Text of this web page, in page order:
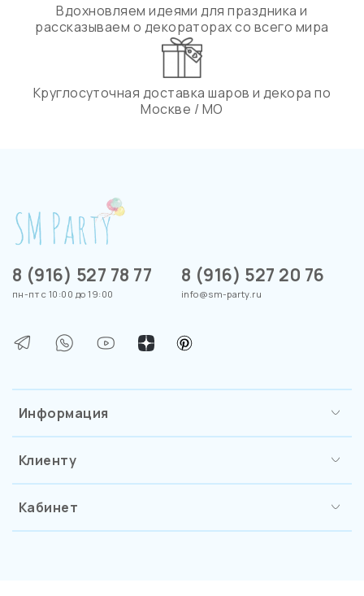
Вдохновляем идеями для праздника и
рассказываем о декораторах со всего мира
Круглосуточная доставка шаров и декора по
Москве / МО
Информация
Клиенту
Кабинет
8 (916) 527 78 77
пн-пт с 10:00 до 19:00
8 (916) 527 20 76
info@sm-party.ru